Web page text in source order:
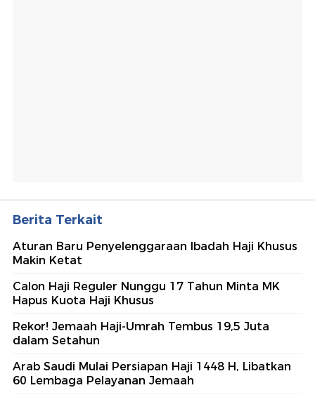
Berita Terkait
Aturan Baru Penyelenggaraan Ibadah Haji Khusus
Makin Ketat
Calon Haji Reguler Nunggu 17 Tahun Minta MK
Hapus Kuota Haji Khusus
Rekor! Jemaah Haji-Umrah Tembus 19,5 Juta
dalam Setahun
Arab Saudi Mulai Persiapan Haji 1448 H, Libatkan
60 Lembaga Pelayanan Jemaah